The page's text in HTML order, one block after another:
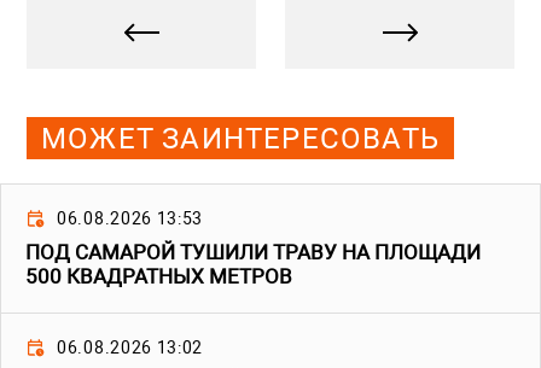
МОЖЕТ ЗАИНТЕРЕСОВАТЬ
06.08.2026 13:53
ПОД САМАРОЙ ТУШИЛИ ТРАВУ НА ПЛОЩАДИ
500 КВАДРАТНЫХ МЕТРОВ
06.08.2026 13:02